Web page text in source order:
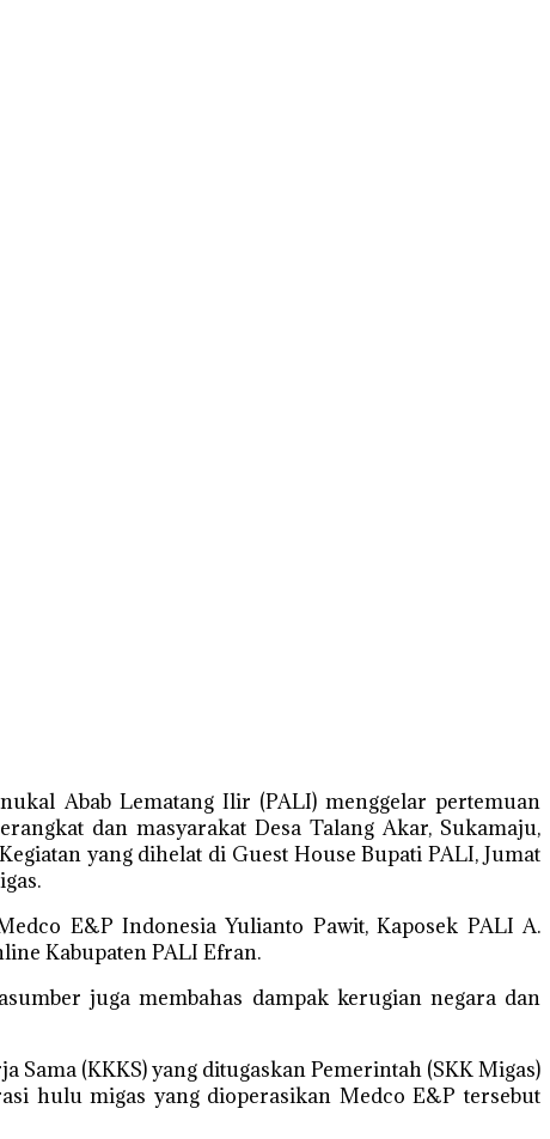
Abab Lematang Ilir (PALI) menggelar pertemuan
dan masyarakat Desa Talang Akar, Sukamaju,
yang dihelat di Guest House Bupati PALI, Jumat
E&P Indonesia Yulianto Pawit, Kaposek PALI A.
Kabupaten PALI Efran.
juga membahas dampak kerugian negara dan
(KKKS) yang ditugaskan Pemerintah (SKK Migas)
hulu migas yang dioperasikan Medco E&P tersebut